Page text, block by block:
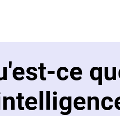
ce